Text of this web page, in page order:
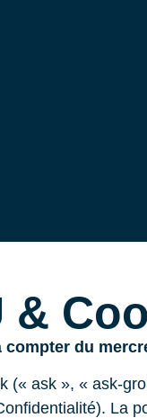
&
compter du
(« ask », « ask-
La